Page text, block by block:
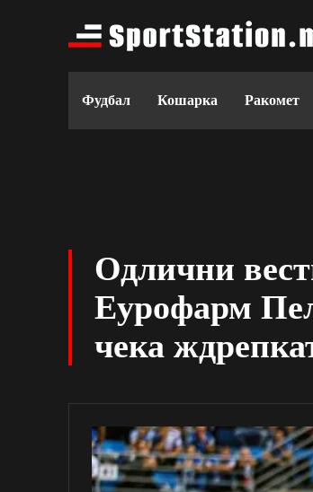
Фудбал Кошарка Ракомет
Одлични
Еурофарм
чека